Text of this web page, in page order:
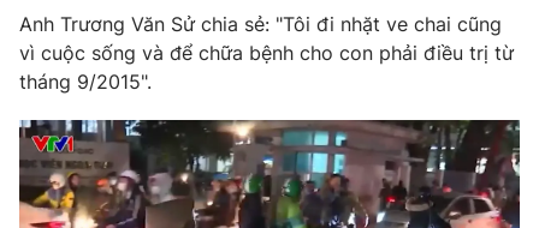
Khán giả
Giải sao mai
Sao
Du lịch
Làm đẹp
Giáo dục
Tuyển sinh
Học trực tuyến
Hitech Công nghệ tương lai
Sản phẩm
Giao lưu trực tuyến
Anh Trương Văn Sử chia sẻ: "Tôi đi nhặt ve chai cũng
vì cuộc sống và để chữa bệnh cho con phải điều trị từ
tháng 9/2015".